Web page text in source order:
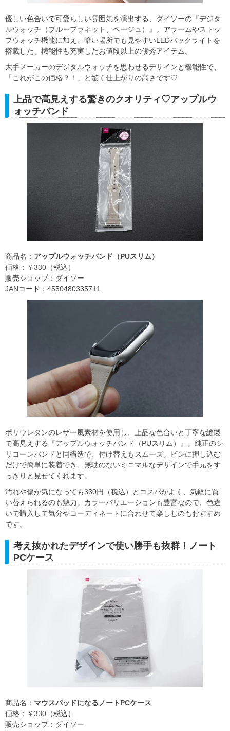
優しい色合いで可愛らしい雰囲気を演出する、ダイソーの『デジタ
ルウォッチ（ブループラネット、ベージュ）』。アラームやストッ
プウォッチ機能に加え、暗い場所でも見やすいLEDバックライトを
搭載した、機能性も充実したお値段以上の優秀アイテム。
大手メーカーのデジタルウォッチを思わせるデザインと機能性で、
「これがこの価格？！」と驚く仕上がりの高さです♡
上品で高見えする驚きのクオリティ♡アップルウ
ォッチバンド
商品名： アップルウォッチバンド（PUスリム）
価格：￥330（税込）
販売ショップ：ダイソー
JANコード：4550480335711
ポリウレタンのレザー風素材を使用し、上品な色合いと丁寧な縫製
で高見えする『アップルウォッチバンド（PUスリム）』。純正のシ
リコーンバンドと同構造で、付け替えもスムーズ。ピンに押し込む
だけで簡単に装着でき、無駄のないミニマルなデザインで手元をす
っきりと見せてくれます。
汚れや傷が気になっても330円（税込）とコスパがよく、気軽に買
い替えられるのも魅力。カラーバリエーションも豊富なので、色違
いで購入して気分やコーディネートに合わせて楽しむのもおすすめ
です。
考え抜かれたデザインで使い勝手も抜群！ノート
PCケース
商品名： マウスパッドになるノートPCケース
価格：￥330（税込）
販売ショップ：ダイソー